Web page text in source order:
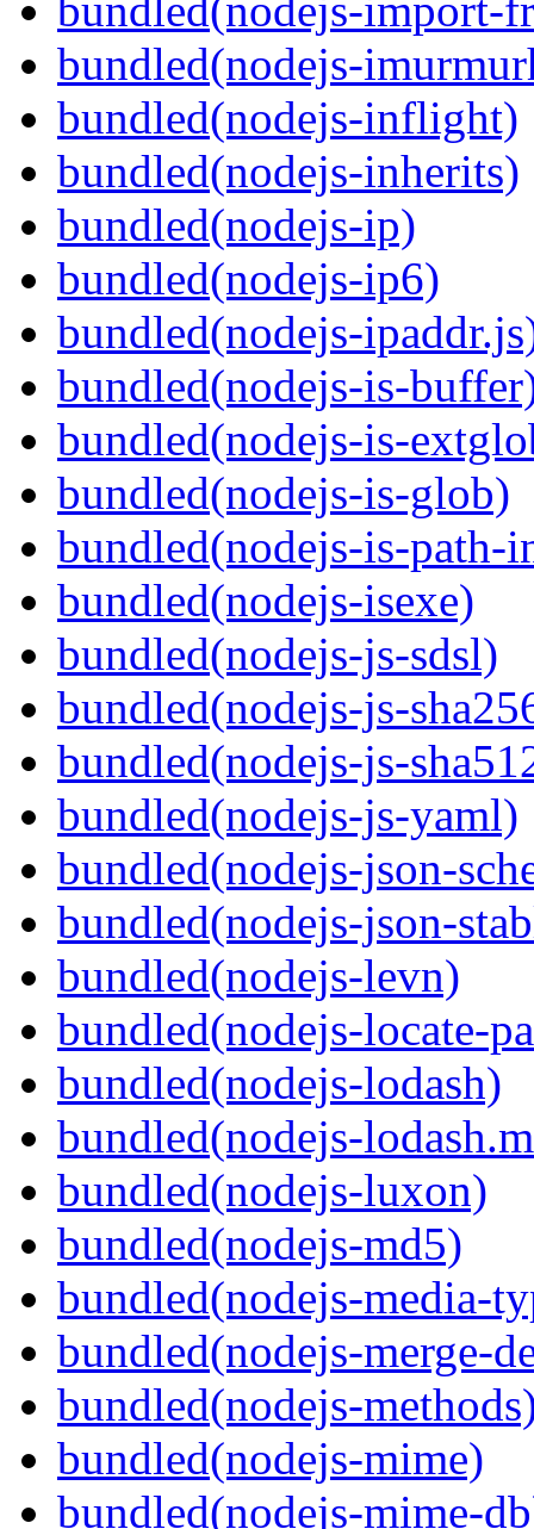
bundled(nodejs-
bundled(nodejs-inflight)
bundled(nodejs-inherits)
bundled(nodejs-ip)
bundled(nodejs-ip6)
bundled(nodejs-
bundled(nodejs-is-
bundled(nodejs-is-
bundled(nodejs-is-glob)
bundled(nodejs-is-path-
bundled(nodejs-isexe)
bundled(nodejs-js-sdsl)
bundled(nodejs-js-
bundled(nodejs-js-
bundled(nodejs-js-yaml)
bundled(nodejs-json-
bundled(nodejs-json-
bundled(nodejs-levn)
bundled(nodejs-locate-
bundled(nodejs-lodash)
bundled(nodejs-
bundled(nodejs-luxon)
bundled(nodejs-md5)
bundled(nodejs-media-
bundled(nodejs-merge-
bundled(nodejs-
bundled(nodejs-mime)
bundled(nodejs-mime-